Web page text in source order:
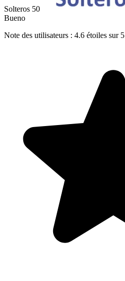
Solteros 50
Bueno
Note des utilisateurs : 4.6 étoiles sur 5